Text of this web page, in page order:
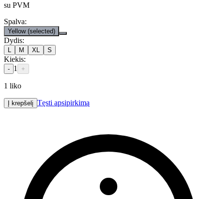
su PVM
Spalva:
Yellow(selected)
Dydis:
M XL S
Kiekis:
- 1 +
1 liko
Į krepšelį Tęsti apsipirkimą